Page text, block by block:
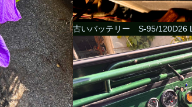
古いバッテリー S-95/120D26 L